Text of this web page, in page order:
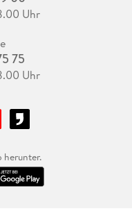
Uhr
75
Uhr
herunter.